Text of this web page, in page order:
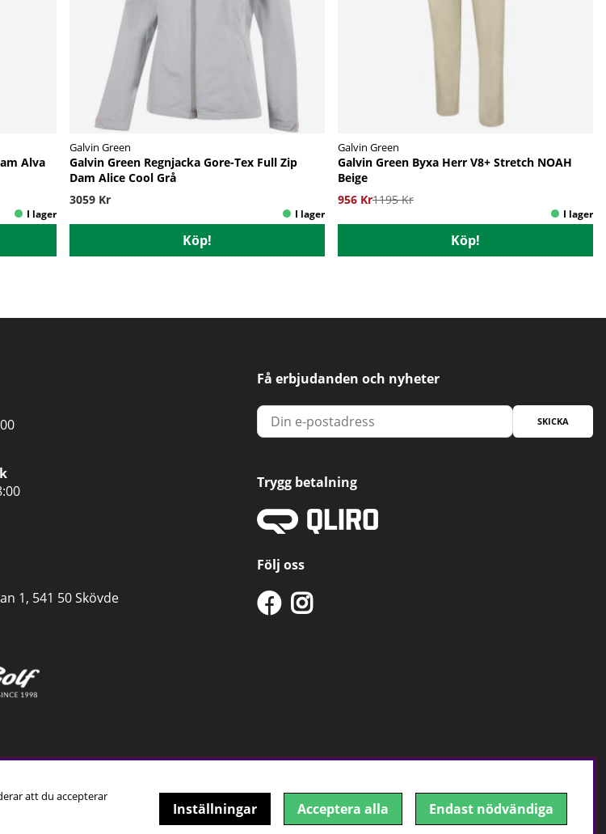
Alva
Galvin Green
Galvin Green Regnjacka Gore-Tex Full Zip
Dam Alice Cool Grå
3059 Kr
Köp!
Galvin Green
Galvin Green Byxa Herr V8+ Stretch NOAH
Beige
956 Kr1195 Kr
Köp!
1, 541 50 Skövde
Få erbjudanden och nyheter
SKICKA
Trygg betalning
Följ oss
att du accepterar
Inställningar Acceptera alla Endast nödvändiga